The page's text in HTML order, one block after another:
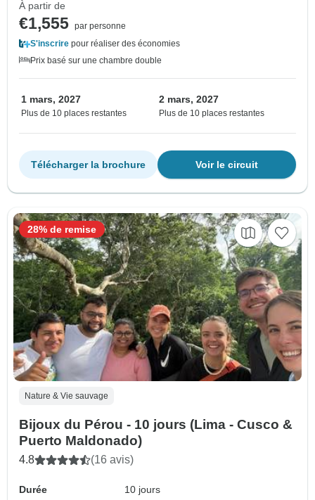
À partir de
€1,555 par personne
S'inscrire pour réaliser des économies
Prix basé sur une chambre double
1 mars, 2027
Plus de 10 places restantes
2 mars, 2027
Plus de 10 places restantes
Voir le circuit
Télécharger la brochure
Nature & Vie sauvage
Bijoux du Pérou - 10 jours (Lima - Cusco &
Puerto Maldonado)
4.8 (16 avis)
Durée
10 jours
28% de remise